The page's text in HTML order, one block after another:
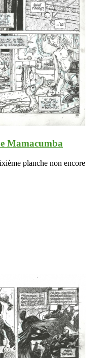
Mamacumba
planche non encore